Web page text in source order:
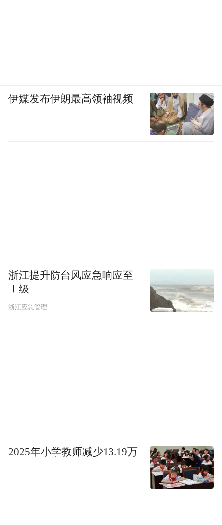
伊媒发布伊朗最高领袖视频
浙江提升防台风应急响应至
Ⅰ级
浙江应急管理
2025年小学教师减少13.19万